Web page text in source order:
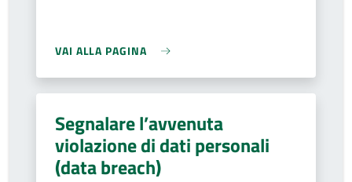
VAI ALLA PAGINA
Segnalare l’avvenuta
violazione di dati personali
(data breach)